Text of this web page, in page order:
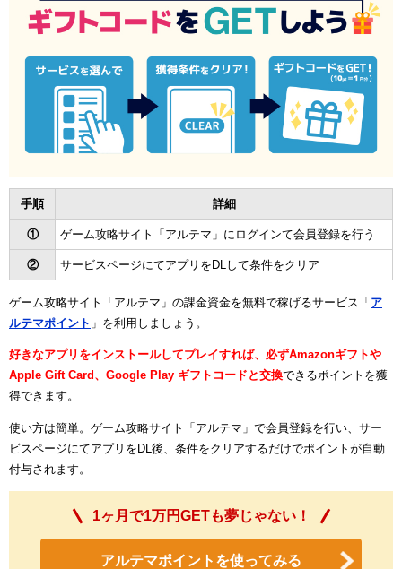
手順 詳細
① ゲーム攻略サイト「アルテマ」にログインて会員登録を行う
② サービスページにてアプリをDLして条件をクリア
ゲーム攻略サイト「アルテマ」の課金資金を無料で稼げるサービス「ア
ルテマポイント 」を利用しましょう。
好きなアプリをインストールしてプレイすれば、必ずAmazonギフトや
Apple Gift Card、Google Play ギフトコードと交換できるポイントを獲
得できます。
使い方は簡単。ゲーム攻略サイト「アルテマ」で会員登録を行い、サー
ビスページにてアプリをDL後、条件をクリアするだけでポイントが自動
付与されます。
1ヶ月で1万円GETも夢じゃない！
アルテマポイントを使ってみる